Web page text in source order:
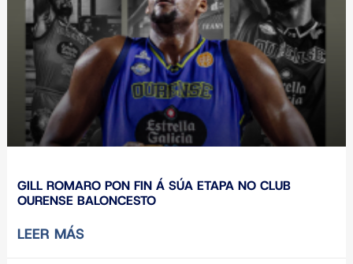
GILL ROMARO PON FIN Á SÚA ETAPA NO CLUB
OURENSE BALONCESTO
LEER MÁS